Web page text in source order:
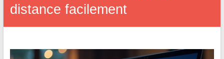
distance facilement